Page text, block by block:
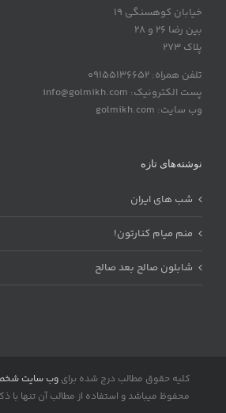
خیابان کوهسنگی 19
بین رضا 26 و 28
پلاک 273
تلفن همراه: 09155136652
پست الکترونیک: info@golmikh.com
وب سایت: golmikh.com
نوشته‌های تازه
شب های ایران
منم میام کنارتون!
شابلون صالح بعد صالح
کلیه حقوق مطالب درج شده برایوب سایت
محفوظ میباشد و استفاده از مطالب آن تنها با